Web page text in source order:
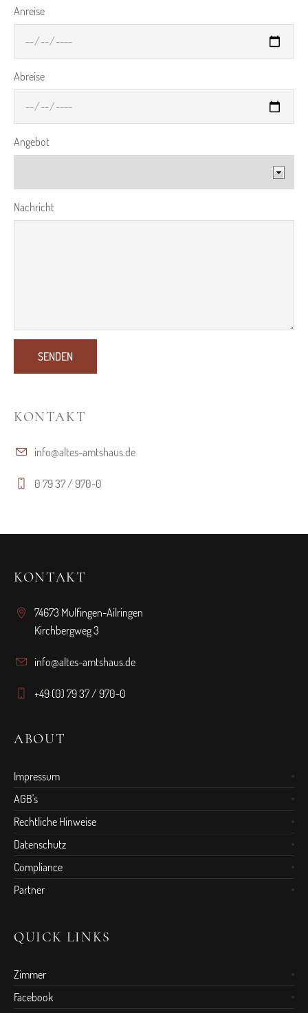
Anreise
Abreise
Angebot
Nachricht
KONTAKT
info@altes-amtshaus.de
0 79 37 / 970-0
KONTAKT
74673 Mulfingen-Ailringen
Kirchbergweg 3
info@altes-amtshaus.de
+49 (0) 79 37 / 970-0
ABOUT
Impressum
AGB's
Rechtliche Hinweise
Datenschutz
Compliance
Partner
QUICK LINKS
Zimmer
Facebook